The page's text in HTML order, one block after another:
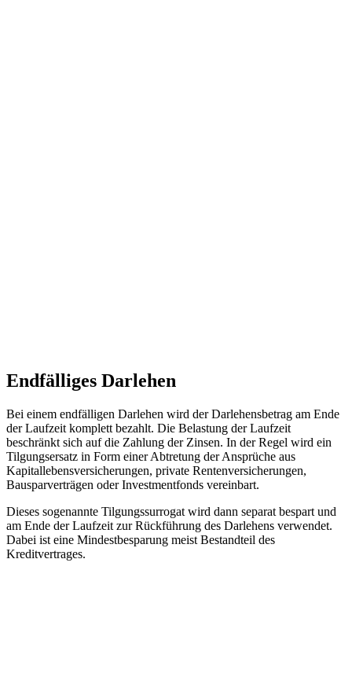
Endfälliges Darlehen
Bei einem endfälligen Darlehen wird der Darlehensbetrag am Ende
der Laufzeit komplett bezahlt. Die Belastung der Laufzeit
beschränkt sich auf die Zahlung der Zinsen. In der Regel wird ein
Tilgungsersatz in Form einer Abtretung der Ansprüche aus
Kapitallebensversicherungen, private Rentenversicherungen,
Bausparverträgen oder Investmentfonds vereinbart.
Dieses sogenannte Tilgungssurrogat wird dann separat bespart und
am Ende der Laufzeit zur Rückführung des Darlehens verwendet.
Dabei ist eine Mindestbesparung meist Bestandteil des
Kreditvertrages.